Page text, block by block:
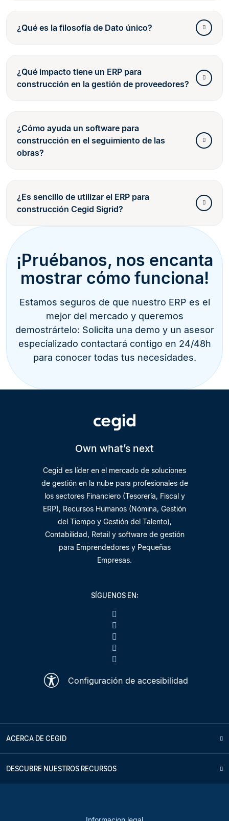
¿Qué es la filosofía de Dato único?
¿Qué impacto tiene un ERP para
construcción en la gestión de proveedores?
¿Cómo ayuda un software para
construcción en el seguimiento de las
obras?
¿Es sencillo de utilizar el ERP para
construcción Cegid Sigrid?
¡Pruébanos, nos encanta
mostrar cómo funciona!
Estamos seguros de que nuestro ERP es el
mejor del mercado y queremos
demostrártelo: Solicita una demo y un asesor
especializado contactará contigo en 24/48h
para conocer todas tus necesidades.
Own what’s next
Cegid es líder en el mercado de soluciones
de gestión en la nube para profesionales de
los sectores Financiero (Tesorería, Fiscal y
ERP), Recursos Humanos (Nómina, Gestión
del Tiempo y Gestión del Talento),
Contabilidad, Retail y software de gestión
para Emprendedores y Pequeñas
Empresas.
SÍGUENOS EN:
Configuración de accesibilidad
ACERCA DE CEGID
DESCUBRE NUESTROS RECURSOS